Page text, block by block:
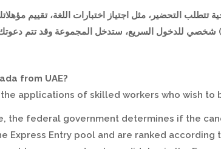
تتطلب التحضير، مثل اجتياز اختبارات اللغة، تقييم
from UAE?
applications of skilled workers who wish
the federal government determines if the
Entry pool and are ranked according